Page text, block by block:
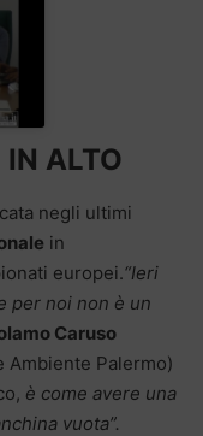
IN ALTO
negli ultimi
in
europei.“Ieri
per noi non è un
Caruso
Ambiente Palermo)
è come avere una
vuota”.